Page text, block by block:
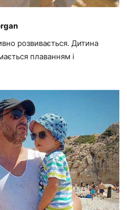
розвивається. Дитина
плаванням і